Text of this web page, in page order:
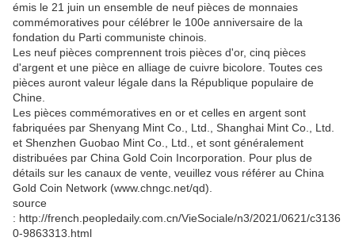
émis le 21 juin un ensemble de neuf pièces de monnaies
commémoratives pour célébrer le 100e anniversaire de la
fondation du Parti communiste chinois.
Les neuf pièces comprennent trois pièces d'or, cinq pièces
d'argent et une pièce en alliage de cuivre bicolore. Toutes ces
pièces auront valeur légale dans la République populaire de
Chine.
Les pièces commémoratives en or et celles en argent sont
fabriquées par Shenyang Mint Co., Ltd., Shanghai Mint Co., Ltd.
et Shenzhen Guobao Mint Co., Ltd., et sont généralement
distribuées par China Gold Coin Incorporation. Pour plus de
détails sur les canaux de vente, veuillez vous référer au China
Gold Coin Network (www.chngc.net/qd).
source
: http://french.peopledaily.com.cn/VieSociale/n3/2021/0621/c3136
0-9863313.html